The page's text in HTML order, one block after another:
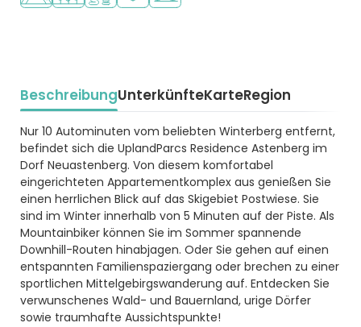
BeschreibungUnterkünfteKarteRegion
Beschrijving
Nur 10 Autominuten vom beliebten Winterberg entfernt,
befindet sich die UplandParcs Residence Astenberg im
Dorf Neuastenberg. Von diesem komfortabel
eingerichteten Appartementkomplex aus genießen Sie
einen herrlichen Blick auf das Skigebiet Postwiese. Sie
sind im Winter innerhalb von 5 Minuten auf der Piste. Als
Mountainbiker können Sie im Sommer spannende
Downhill-Routen hinabjagen. Oder Sie gehen auf einen
entspannten Familienspaziergang oder brechen zu einer
sportlichen Mittelgebirgswanderung auf. Entdecken Sie
verwunschenes Wald- und Bauernland, urige Dörfer
sowie traumhafte Aussichtspunkte!